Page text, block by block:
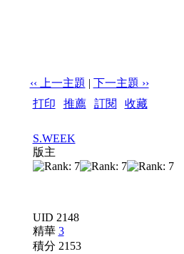
‹‹ 上一主題 | 下一主題 ››
打印
推薦| 訂閱
收藏
S.WEEK
版主
UID 2148
精華 3
積分 2153